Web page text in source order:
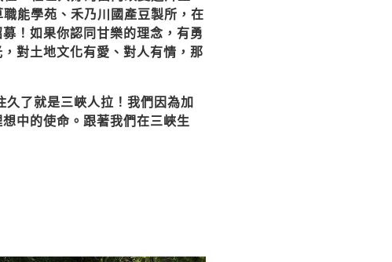
能學苑、禾乃川國產豆製所，在
！如果你認同甘樂的理念，有勇
對土地文化有愛、對人有情，那
了就是三峽人拉！我們因為加
中的使命。跟著我們在三峽生